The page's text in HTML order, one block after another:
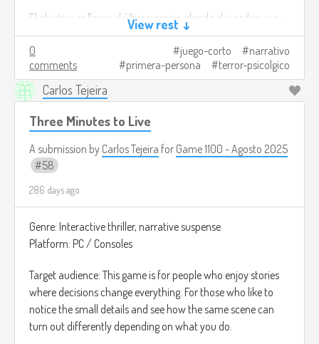
pumpkins and stop them.
Bad ending: if you only seek to escape, the
neighborhood will be left to its fate and the shadows
will consume everything.
This game is not only about learning to differentiate
kind of person you are when fear puts you to the test.
Image credits:https://store.epicgames.com/es-
MX/p/halloween-world-187b24
El objetivo es llegar al último espejo, donde el jugador ve su
rostro claramente por primera vez y descubre que no es
realmente él.
Créditos de imagen:
https://www.newscientist.com/article/dn24466-the-
halloween-trick-that-conjures-ghosts-of-the-mind/
View rest ↓
0
comments
juego-corto
narrativo
primera-persona
terror-psicolgico
Carlos Tejeira
Three Minutes to Live
A submission by Carlos Tejeira for Game 1100 - Agosto 2025
58
286 days ago
Genre: Interactive thriller, narrative suspense
Platform: PC / Consoles
Target audience: This game is for people who enjoy stories
where decisions change everything. For those who like to
notice the small details and see how the same scene can
turn out differently depending on what you do.